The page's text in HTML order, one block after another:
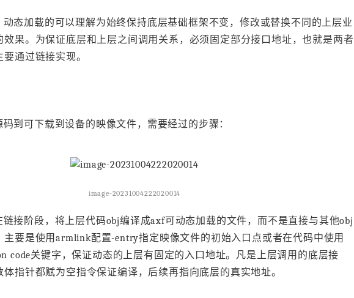
动态加载的可以理解为始终保持底层基础框架不变，修改或替换不同的上层业
效果。为保证底层和上层之间调用关系，必须固定部分接口地址，也就是两者
通过链接实现。
到可下载到设备的映像文件，需要经过的步骤：
image-20231004222020014
接阶段，将上层代码obj编译成axf可动态加载的文件，而不是直接与其他obj
主要是使用armlink配置-entry指定映像文件的初始入口点或者在代码中使用
code关键字，保证动态的上层有固定的入口地址。凡是上层调用的底层接
体指针都赋为空指令保证编译，后续再指向底层的真实地址。